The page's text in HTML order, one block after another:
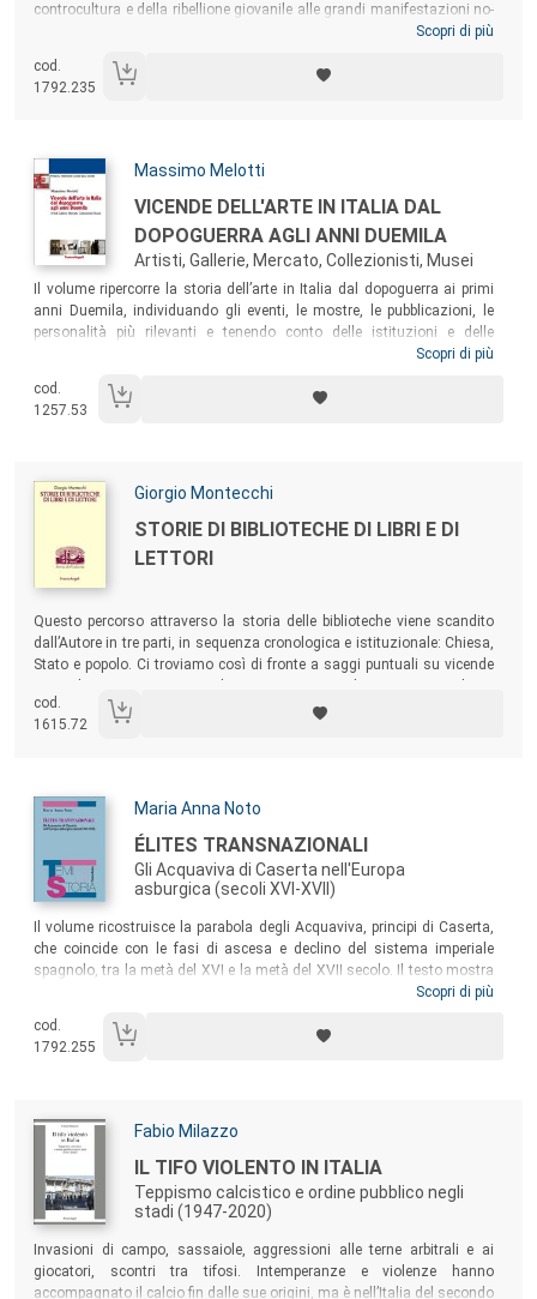
controcultura e della ribellione giovanile alle grandi manifestazioni no-
global di fine secolo, dai Black Bloc di Seattle (1999) sino a Occupy
negli Stati Uniti, che i libertari americani hanno presentato come
l’espressione più aderente e fedele allo spirito della nazione.
Scopri di più
cod.
1792.235
Autori:
Massimo Melotti
Titolo:
VICENDE DELL'ARTE IN ITALIA DAL
DOPOGUERRA AGLI ANNI DUEMILA
Artisti, Gallerie, Mercato, Collezionisti, Musei
Sommario:
Il volume ripercorre la storia dell’arte in Italia dal dopoguerra ai primi
anni Duemila, individuando gli eventi, le mostre, le pubblicazioni, le
personalità più rilevanti e tenendo conto delle istituzioni e delle
principali dinamiche di sistema e di mercato. Pensato come strumento
studio dell’arte contemporanea, il volume risulta un compendio utile
anche per tutti gli studiosi e gli appassionati del settore.
Scopri di più
cod.
1257.53
Autori:
Giorgio Montecchi
Titolo:
STORIE DI BIBLIOTECHE DI LIBRI E DI
LETTORI
Questo percorso attraverso la storia delle biblioteche viene scandito
dall’Autore in tre parti, in sequenza cronologica e istituzionale: Chiesa,
Stato e popolo. Ci troviamo così di fronte a saggi puntuali su vicende
essere specchio e riflesso di tendenze ed eventi storici di più ampia
portata.
cod.
1615.72
Autori:
Maria Anna Noto
Titolo:
ÉLITES TRANSNAZIONALI
Gli Acquaviva di Caserta nell'Europa
asburgica (secoli XVI-XVII)
Sommario:
Il volume ricostruisce la parabola degli Acquaviva, principi di Caserta,
che coincide con le fasi di ascesa e declino del sistema imperiale
spagnolo, tra la metà del XVI e la metà del XVII secolo. Il testo mostra
l’itinerario di un casato che, pur continuando a salvaguardare il proprio
offerta dal predominio asburgico e ne coglie con intraprendenza le
opportunità, affermandosi al tempo stesso come “nobili del Regno” e
Scopri di più
cod.
1792.255
Autori:
Fabio Milazzo
Titolo:
IL TIFO VIOLENTO IN ITALIA
Teppismo calcistico e ordine pubblico negli
stadi (1947-2020)
Sommario:
Invasioni di campo, sassaiole, aggressioni alle terne arbitrali e ai
giocatori, scontri tra tifosi. Intemperanze e violenze hanno
accompagnato il calcio fin dalle sue origini, ma è nell’Italia del secondo